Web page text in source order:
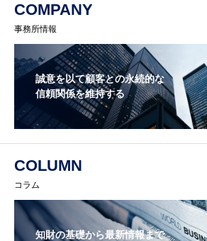
COMPANY
事務所情報
誠意を以て顧客との永続的な
信頼関係を維持する
COLUMN
コラム
知財の基礎から最新情報まで